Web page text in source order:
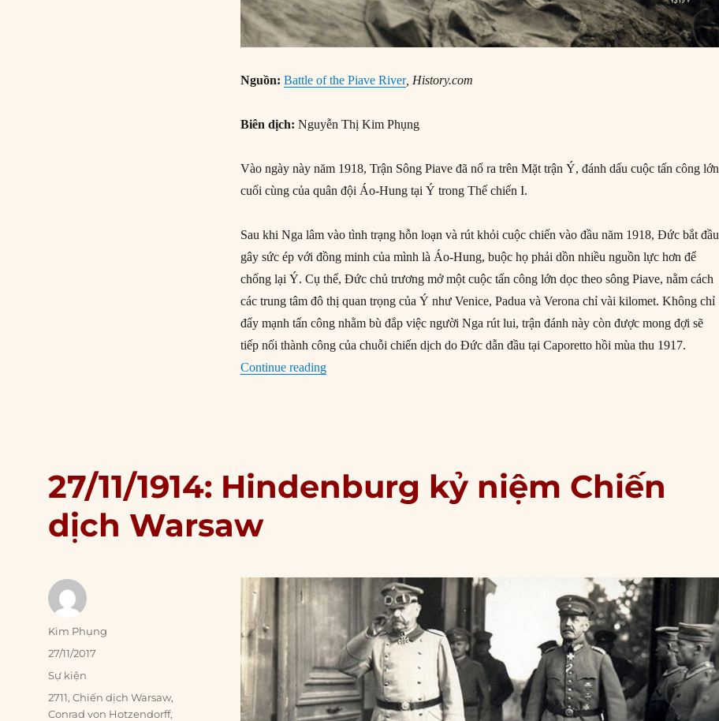
Nguồn: Battle of the Piave River, History.com
Biên dịch: Nguyễn Thị Kim Phụng
Vào ngày này năm 1918, Trận Sông Piave đã nổ ra trên Mặt trận Ý, đánh dấu cuộc tấn công lớn
cuối cùng của quân đội Áo-Hung tại Ý trong Thế chiến I.
Sau khi Nga lâm vào tình trạng hỗn loạn và rút khỏi cuộc chiến vào đầu năm 1918, Đức bắt đầu
gây sức ép với đồng minh của mình là Áo-Hung, buộc họ phải dồn nhiều nguồn lực hơn để
chống lại Ý. Cụ thể, Đức chủ trương mở một cuộc tấn công lớn dọc theo sông Piave, nằm cách
các trung tâm đô thị quan trọng của Ý như Venice, Padua và Verona chỉ vài kilomet. Không chỉ
đẩy mạnh tấn công nhằm bù đắp việc người Nga rút lui, trận đánh này còn được mong đợi sẽ
tiếp nối thành công của chuỗi chiến dịch do Đức dẫn đầu tại Caporetto hồi mùa thu 1917.
Continue reading“16/06/1918: Trận Sông Piave”
27/11/1914: Hindenburg kỷ niệm Chiến
dịch Warsaw
Author
Kim Phụng
Posted
27/11/2017
Categories
Sự kiện
Tags
2711,Chiến dịch Warsaw,
Conrad von Hotzendorff,